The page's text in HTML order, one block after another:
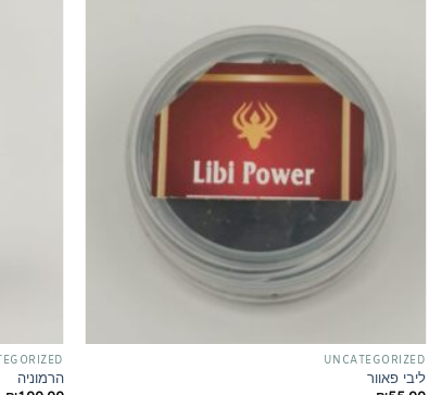
הרמוניה
UNCATEGORIZED
ליבי פאוור